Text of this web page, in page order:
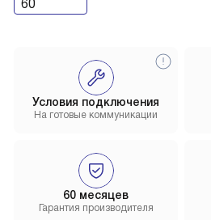
60
60 месяцев
Гарантия производителя
Условия подключения
На готовые коммуникации